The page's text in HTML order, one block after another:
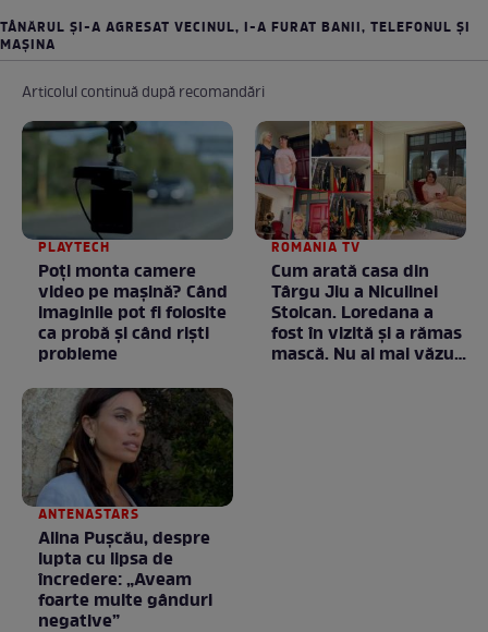
TÂNĂRUL ŞI-A AGRESAT VECINUL, I-A FURAT BANII, TELEFONUL ŞI
MAŞINA
Articolul continuă după recomandări
PLAYTECH
Poți monta camere
video pe mașină? Când
imaginile pot fi folosite
ca probă și când riști
probleme
ROMANIA TV
Cum arată casa din
Târgu Jiu a Niculinei
Stoican. Loredana a
fost în vizită și a rămas
mască. Nu ai mai văzut
ANTENASTARS
Alina Pușcău, despre
lupta cu lipsa de
încredere: „Aveam
foarte multe gânduri
negative”